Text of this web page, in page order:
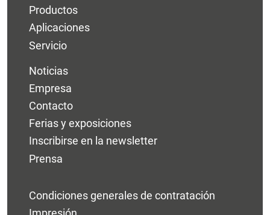
Productos
Aplicaciones
Servicio
Noticias
Empresa
Contacto
Ferias y exposiciones
Inscribirse en la newsletter
Prensa
Condiciones generales de contratación